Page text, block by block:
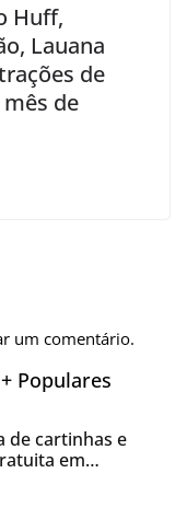
Huff,
Lauana
de
de
um comentário.
+ Populares
de cartinhas e
em